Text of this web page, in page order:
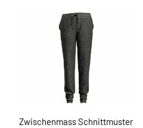
Zwischenmass Schnittmuster